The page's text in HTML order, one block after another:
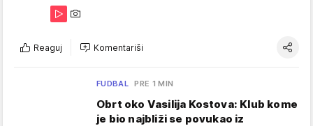
Reaguj Komentariši
FUDBAL PRE 1 MIN
Obrt oko Vasilija Kostova: Klub kome
je bio najbliži se povukao iz